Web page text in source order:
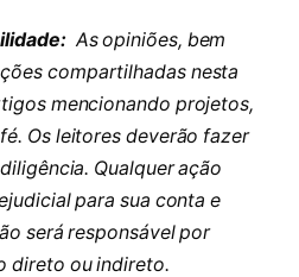
As opiniões, bem
compartilhadas nesta
mencionando projetos,
Os leitores deverão fazer
Qualquer ação
para sua conta e
será responsável por
direto ou indireto.